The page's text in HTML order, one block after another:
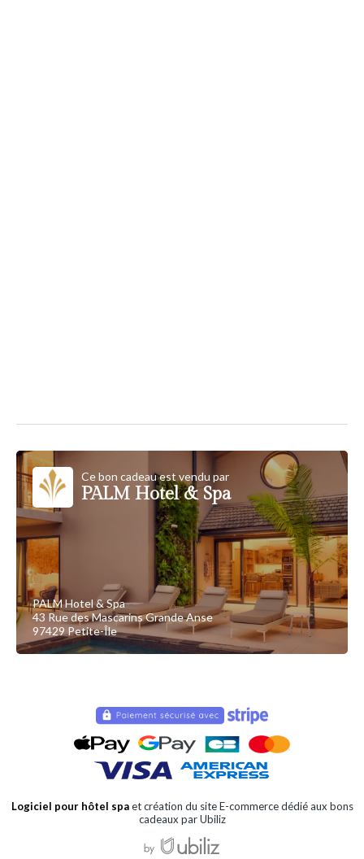
Ce bon cadeau est vendu par
PALM Hotel & Spa
PALM Hotel & Spa
43 Rue des Mascarins Grande Anse
97429 Petite-Île
Logiciel pour hôtel spaet création du site E-commerce dédié aux bons
cadeaux par Ubiliz